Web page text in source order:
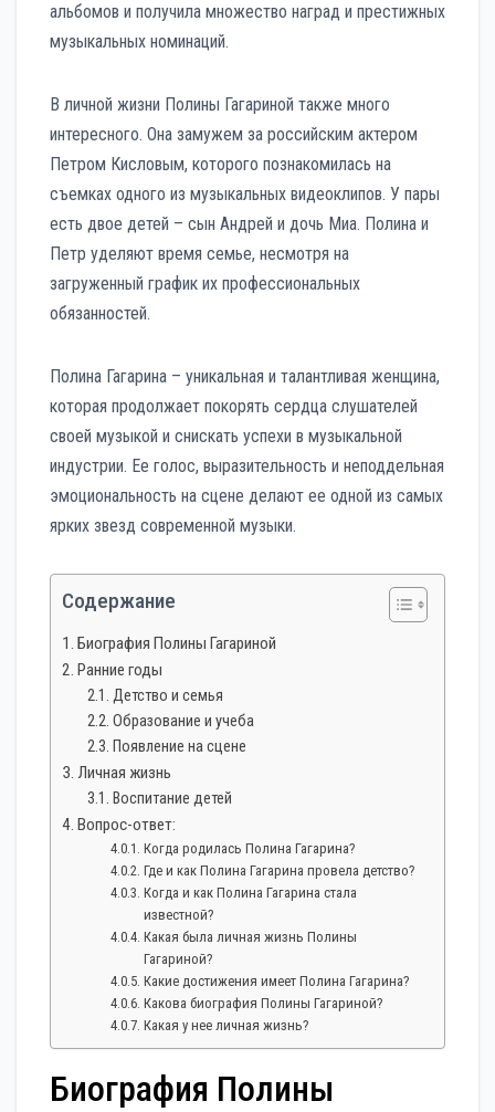
альбомов и получила множество наград и престижных
музыкальных номинаций.
В личной жизни Полины Гагариной также много
интересного. Она замужем за российским актером
Петром Кисловым, которого познакомилась на
съемках одного из музыкальных видеоклипов. У пары
есть двое детей – сын Андрей и дочь Миа. Полина и
Петр уделяют время семье, несмотря на
загруженный график их профессиональных
обязанностей.
Полина Гагарина – уникальная и талантливая женщина,
которая продолжает покорять сердца слушателей
своей музыкой и снискать успехи в музыкальной
индустрии. Ее голос, выразительность и неподдельная
эмоциональность на сцене делают ее одной из самых
ярких звезд современной музыки.
Содержание
Биография Полины Гагариной
Ранние годы
Детство и семья
Образование и учеба
Появление на сцене
Личная жизнь
Воспитание детей
Вопрос-ответ:
Когда родилась Полина Гагарина?
Где и как Полина Гагарина провела детство?
Когда и как Полина Гагарина стала
известной?
Какая была личная жизнь Полины
Гагариной?
Какие достижения имеет Полина Гагарина?
Какова биография Полины Гагариной?
Какая у нее личная жизнь?
Биография Полины